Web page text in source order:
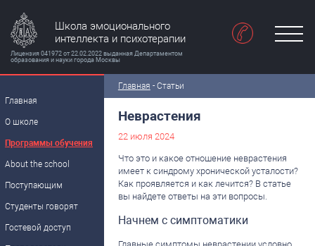
Школа эмоционального
интеллекта и психотерапии
Лицензия 041972 от 22.02.2022 выданная Департаментом
образования и науки города Москвы
Главная
О школе
Программы обучения
About the school
Поступающим
Студенты говорят
Гостевой доступ
Главная - Статьи
Неврастения
22 июля 2024
Что это и какое отношение неврастения
имеет к синдрому хронической усталости?
Как проявляется и как лечится? В статье
вы найдете ответы на эти вопросы.
Начнем с симптоматики